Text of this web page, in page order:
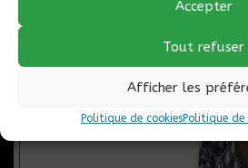
Accepter
Tout refuser
Afficher les
Politique de cookiesPolitique
dans la prochaine heure ouvrable.
🔍 Ce n'est pas le véhicule que vous
travailler pour vous ! Nous avons
VÉHICULES AU MEILLEUR PRIX DE
📍 Venez nous rendre visite dans
Longueuil, au 1110 boul. Marie-